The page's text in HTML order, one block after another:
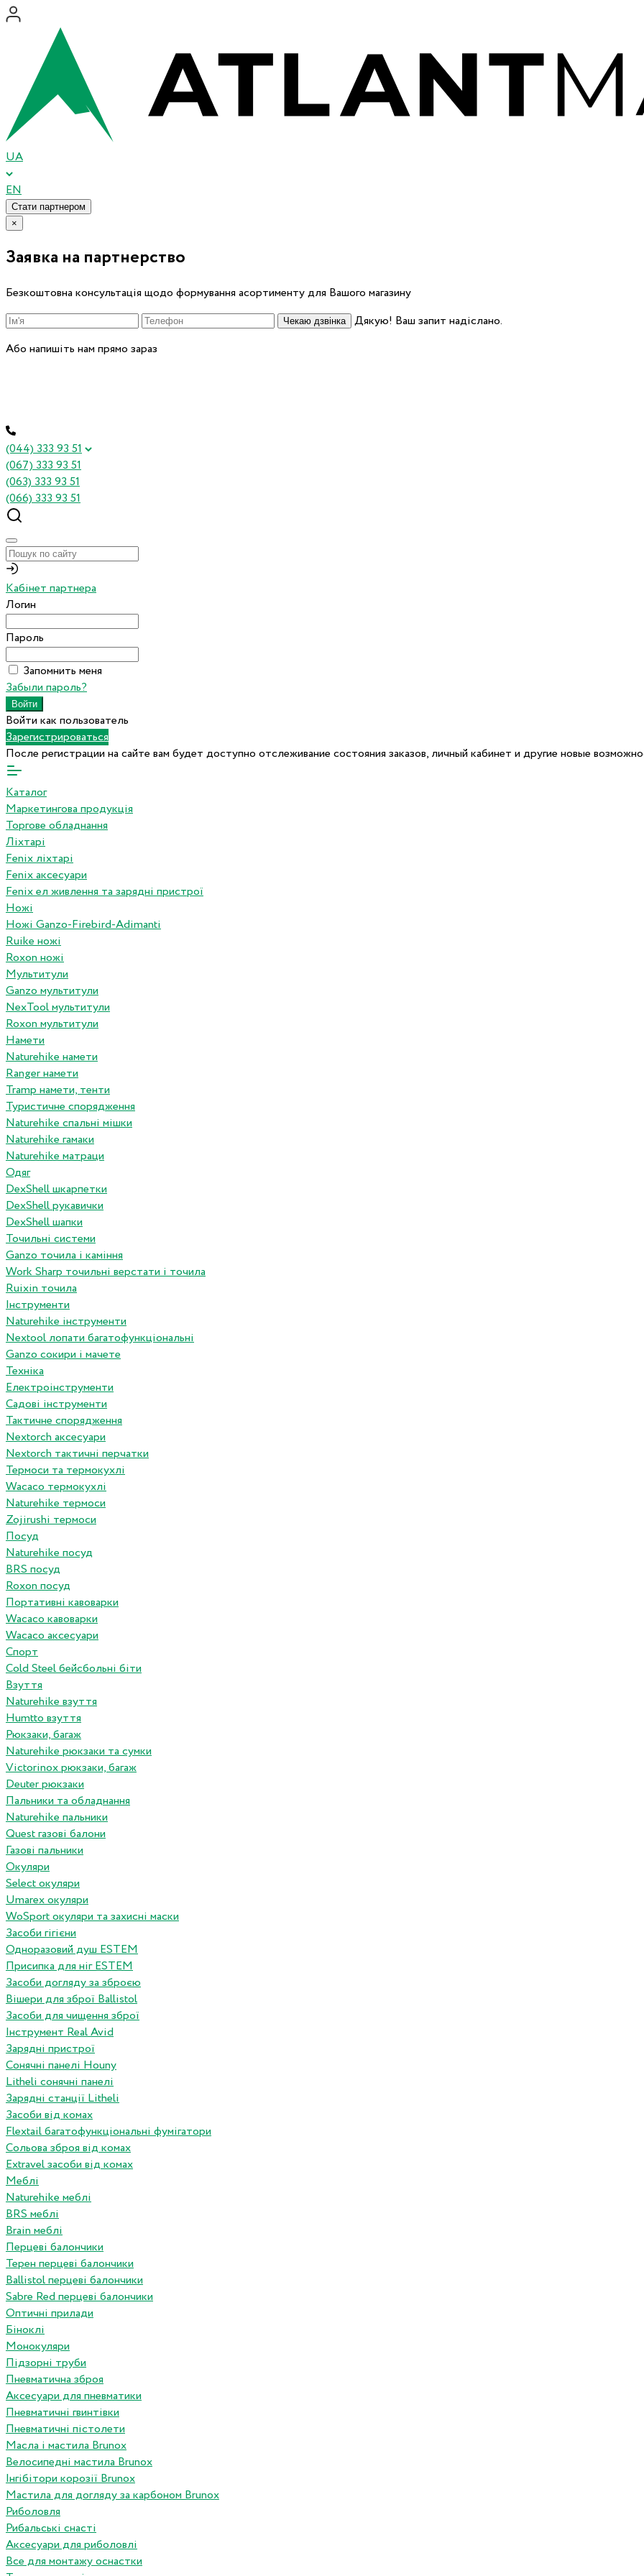
UA
EN
Стати партнером
×
Заявка на партнерство
Безкоштовна консультація щодо формування асортименту для Вашого магазину
Чекаю дзвінка
Дякую! Ваш запит надіслано.
Або напишіть нам прямо зараз
(044) 333 93 51
(067) 333 93 51
(063) 333 93 51
(066) 333 93 51
Кабінет партнера
Логин
Пароль
Запомнить меня
Забыли пароль?
Войти как пользователь
Зарегистрироваться
После регистрации на сайте вам будет доступно отслеживание состояния заказов, личный кабинет и другие новые
Каталог
Маркетингова продукція
Торгове обладнання
Ліхтарі
Fenix ліхтарі
Fenix аксесуари
Fenix ел живлення та зарядні пристрої
Ножі
Ножі Ganzo-Firebird-Adimanti
Ruike ножі
Roxon ножi
Мультитули
Ganzo мультитули
NexTool мультитули
Roxon мультитули
Намети
Naturehike намети
Ranger намети
Tramp намети, тенти
Туристичне спорядження
Naturehike спальні мішки
Naturehike гамаки
Naturehike матраци
Одяг
DexShell шкарпетки
DexShell рукавички
DexShell шапки
Точильні системи
Ganzo точила і каміння
Work Sharp точильні верстати і точила
Ruixin точила
Інструменти
Naturehike інструменти
Nextool лопати багатофункціональні
Ganzo сокири і мачете
Техніка
Електроінструменти
Садові інструменти
Тактичне спорядження
Nextorch аксесуари
Nextorch тактичні перчатки
Термоси та термокухлі
Wacaco термокухлі
Naturehike термоси
Zojirushi термоси
Посуд
Naturehike посуд
BRS посуд
Roxon посуд
Портативні кавоварки
Wacaco кавоварки
Wacaco аксесуари
Спорт
Cold Steel бейсбольні біти
Взуття
Naturehike взуття
Humtto взуття
Рюкзаки, багаж
Naturehike рюкзаки та сумки
Victorinox рюкзаки, багаж
Deuter рюкзаки
Пальники та обладнання
Naturehike пальники
Quest газові балони
Газові пальники
Окуляри
Select окуляри
Umarex окуляри
WoSport окуляри та захисні маски
Засоби гігієни
Одноразовий душ ESTEM
Присипка для ніг ESTEM
Засоби догляду за зброєю
Вішери для зброї Ballistol
Засоби для чищення зброї
Інструмент Real Avid
Зарядні пристрої
Сонячні панелі Houny
Litheli сонячні панелі
Зарядні станції Litheli
Засоби від комах
Flextail багатофункціональні фумігатори
Сольова зброя від комах
Extravel засоби від комах
Меблі
Naturehike меблі
BRS меблі
Brain меблі
Перцеві балончики
Терен перцеві балончики
Ballistol перцеві балончики
Sabre Red перцеві балончики
Оптичні прилади
Біноклі
Монокуляри
Підзорні труби
Пневматична зброя
Аксесуари для пневматики
Пневматичні гвинтівки
Пневматичні пістолети
Масла і мастила Brunox
Велосипедні мастила Brunox
Інгібітори корозії Brunox
Мастила для догляду за карбоном Brunox
Риболовля
Рибальські снасті
Аксесуари для риболовлі
Все для монтажу оснастки